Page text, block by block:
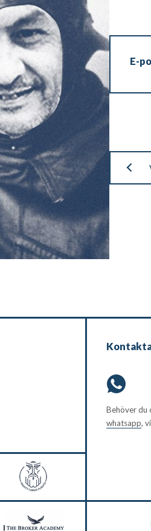
E-
Behöver du
whatsapp,